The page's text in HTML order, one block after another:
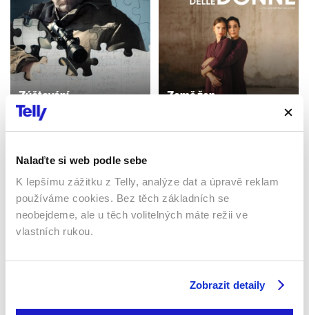
Nalaďte si web podle sebe
K lepšímu zážitku z Telly, analýze dat a úpravě reklam
používáme cookies. Bez těch základních se
neobejdeme, ale u těch volitelných máte režii ve
vlastních rukou.
Zobrazit detaily
Zúčtování
2016 | USA | 128 min
Filmy / Drama / Akční
Země žen
Sledujte kdekoliv až na 6 zařízeních
Sledovat internetovou televizi jde odkudkoliv
po celé EU, a to až na 6 zařízeních.